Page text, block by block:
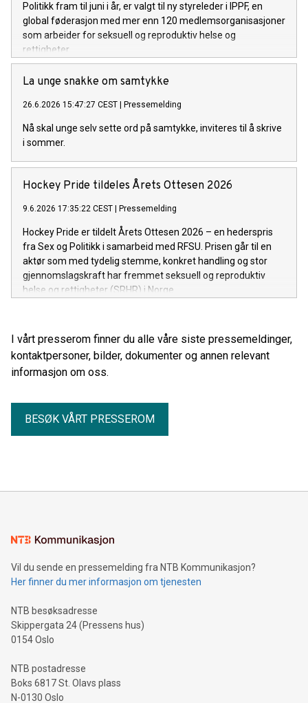
Politikk fram til juni i år, er valgt til ny styreleder i IPPF, en
global føderasjon med mer enn 120 medlemsorganisasjoner
som arbeider for seksuell og reproduktiv helse og
rettigheter.
La unge snakke om samtykke
26.6.2026 15:47:27 CEST Pressemelding
Nå skal unge selv sette ord på samtykke, inviteres til å skrive
i sommer.
Hockey Pride tildeles Årets Ottesen 2026
9.6.2026 17:35:22 CEST Pressemelding
Hockey Pride er tildelt Årets Ottesen 2026 – en hederspris
fra Sex og Politikk i samarbeid med RFSU. Prisen går til en
aktør som med tydelig stemme, konkret handling og stor
gjennomslagskraft har fremmet seksuell og reproduktiv
helse og rettigheter (SRHR) i Norge.
I vårt presserom finner du alle våre siste pressemeldinger,
kontaktpersoner, bilder, dokumenter og annen relevant
informasjon om oss.
BESØK VÅRT PRESSEROM
Vil du sende en pressemelding fra NTB Kommunikasjon?
Her finner du mer informasjon om tjenesten
NTB besøksadresse
Skippergata 24 (Pressens hus)
0154 Oslo
NTB postadresse
Boks 6817 St. Olavs plass
N-0130 Oslo